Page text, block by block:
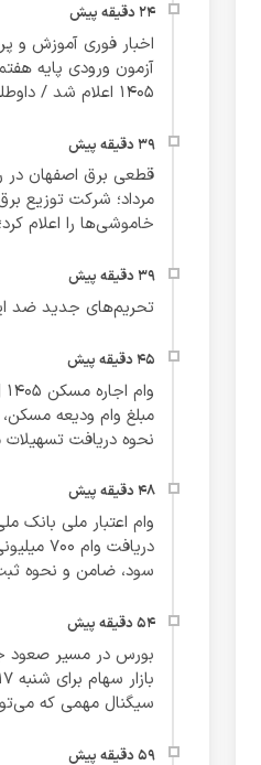
اخبار فوری آموزش و
آزمون ورودی پایه
۱۴۰۵ اعلام شد / داوطلبان برای مشا...
مرداد؛ شرکت توزیع
خاموشی‌ها را اعلام
تحریم‌های جدید ضد
مبلغ وام ودیعه
نحوه دریافت تسهیلات
دریافت وام
سود، ضامن و نحوه
بورس در مسیر صعود
سیگنال مهمی که